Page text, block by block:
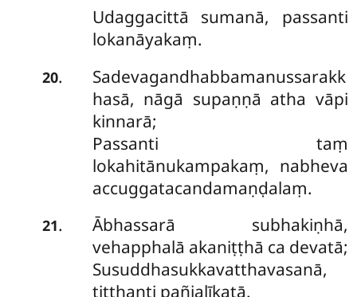
Udaggacittā sumanā, passanti
lokanāyakaṃ.
20.
Sadevagandhabbamanussarakk
hasā, nāgā supaṇṇā atha vāpi
kinnarā;
Passanti taṃ
lokahitānukampakaṃ, nabheva
accuggatacandamaṇḍalaṃ.
21. Ābhassarā subhakiṇhā,
vehapphalā akaniṭṭhā ca devatā;
Susuddhasukkavatthavasanā,
tiṭṭhanti pañjalīkatā.